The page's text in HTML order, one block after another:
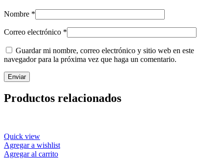
Nombre *
Correo electrónico *
Guardar mi nombre, correo electrónico y sitio web en este
navegador para la próxima vez que haga un comentario.
Productos relacionados
Quick view
Agregar a wishlist
Agregar al carrito